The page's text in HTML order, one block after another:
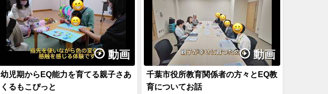
動画
幼児期からEQ能力を育てる親子さあ
くるもこぴっと
動画
千葉市役所教育関係者の方々とEQ教
育についてお話